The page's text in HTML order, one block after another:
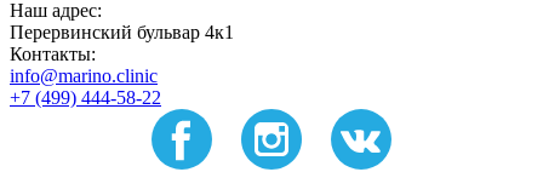
Наш адрес:
Перервинский бульвар 4к1
Контакты:
info@marino.clinic
+7 (499) 444-58-22